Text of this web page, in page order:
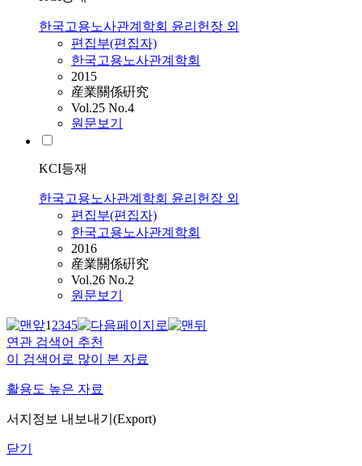
한국고용노사관계학회 윤리헌장 외
편집부(편집자)
한국고용노사관계학회
2015
産業關係硏究
Vol.25 No.4
원문보기
KCI등재
한국고용노사관계학회 윤리헌장 외
편집부(편집자)
한국고용노사관계학회
2016
産業關係硏究
Vol.26 No.2
원문보기
12345
연관 검색어 추천
이 검색어로 많이 본 자료
활용도 높은 자료
서지정보 내보내기(Export)
닫기